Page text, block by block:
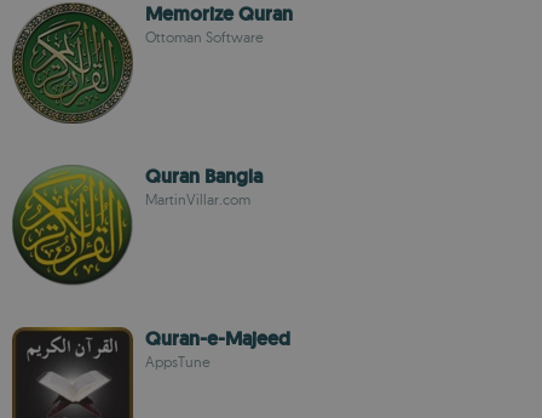
Memorize Quran
Ottoman Software
Quran Bangla
MartinVillar.com
Quran-e-Majeed
AppsTune